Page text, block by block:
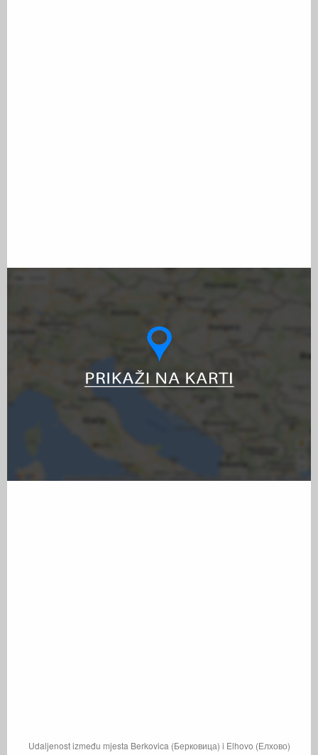
Udaljenost između mjesta Berkovica (Берковица) i Elhovo (Елхово)